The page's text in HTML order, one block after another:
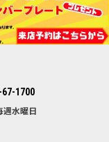
67-1700
週水曜日